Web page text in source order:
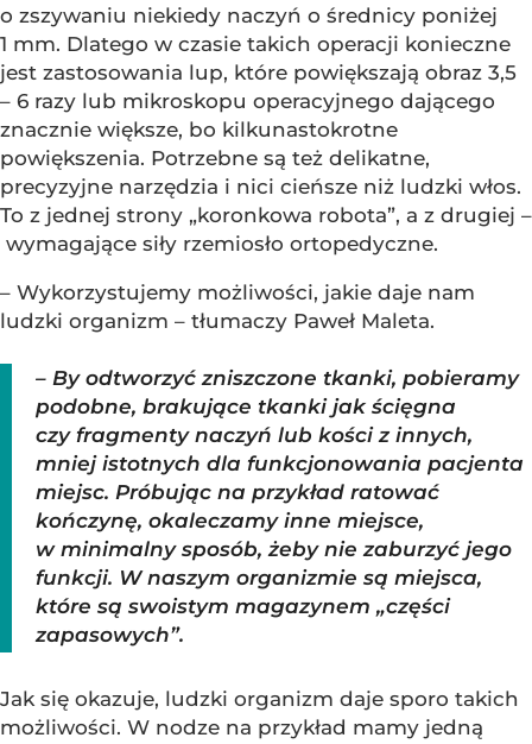
o zszywaniu niekiedy naczyń o średnicy poniżej
1 mm. Dlatego w czasie takich operacji konieczne
jest zastosowania lup, które powiększają obraz 3,5
– 6 razy lub mikroskopu operacyjnego dającego
znacznie większe, bo kilkunastokrotne
powiększenia. Potrzebne są też delikatne,
precyzyjne narzędzia i nici cieńsze niż ludzki włos.
To z jednej strony „koronkowa robota”, a z drugiej –
wymagające siły rzemiosło ortopedyczne.
– Wykorzystujemy możliwości, jakie daje nam
ludzki organizm – tłumaczy Paweł Maleta.
– By odtworzyć zniszczone tkanki, pobieramy
podobne, brakujące tkanki jak ścięgna
czy fragmenty naczyń lub kości z innych,
mniej istotnych dla funkcjonowania pacjenta
miejsc. Próbując na przykład ratować
kończynę, okaleczamy inne miejsce,
w minimalny sposób, żeby nie zaburzyć jego
funkcji. W naszym organizmie są miejsca,
które są swoistym magazynem „części
zapasowych”.
Jak się okazuje, ludzki organizm daje sporo takich
możliwości. W nodze na przykład mamy jedną